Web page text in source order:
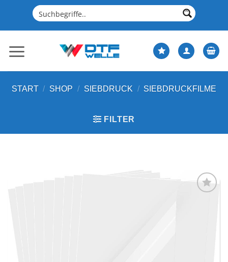
springen
START / SHOP / SIEBDRUCK / SIEBDRUCKFILME
FILTER